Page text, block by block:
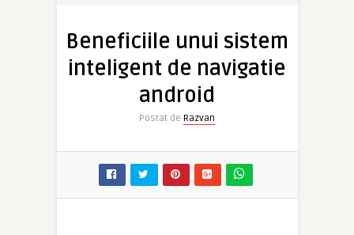
Beneficiile unui sistem
inteligent de navigatie
android
Postat de Razvan